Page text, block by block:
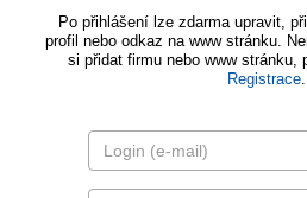
Po přihlášení lze zdarma upravit,
profil nebo odkaz na www stránku.
si přidat firmu nebo www stránku,
Registrace.